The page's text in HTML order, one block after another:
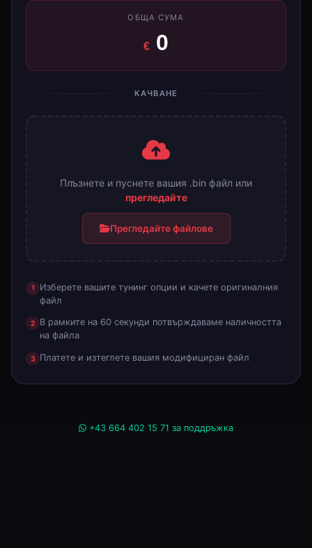
ОБЩА СУМА
€ 0
КАЧВАНЕ
Плъзнете и пуснете вашия .bin файл или
прегледайте
Прегледайте файлове
1
Изберете вашите тунинг опции и качете оригиналния
файл
2
В рамките на 60 секунди потвърждаваме наличността
на файла
3 Платете и изтеглете вашия модифициран файл
+43 664 402 15 71 за поддръжка